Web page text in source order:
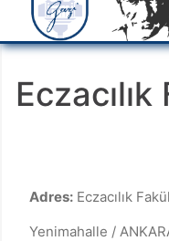
Adres: Eczacılık
Yenimahalle /